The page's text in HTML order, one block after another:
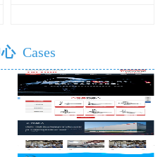
Cases